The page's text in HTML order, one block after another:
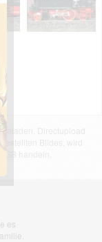
Directupload
Bildes, wird
handeln.
es